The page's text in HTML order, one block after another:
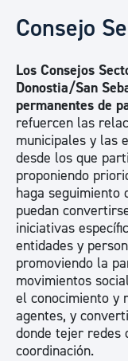
Consejo
Los Consejos
Donostia/San
permanentes de
refuercen las
municipales y las
desde los que
proponiendo
haga seguimiento
puedan
iniciativas
entidades y
promoviendo la
movimientos
el conocimiento y
agentes, y
donde tejer redes
coordinación.